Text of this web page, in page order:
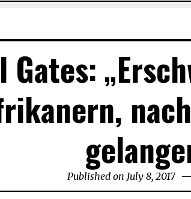
Gates:
Published on July 8, 2017July
8,